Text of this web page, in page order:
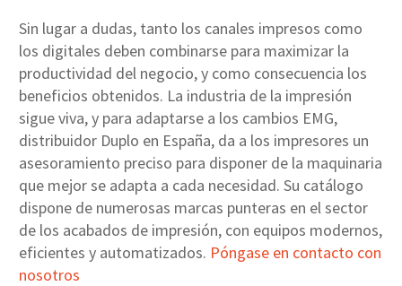
Sin lugar a dudas, tanto los canales impresos como
los digitales deben combinarse para maximizar la
productividad del negocio, y como consecuencia los
beneficios obtenidos. La industria de la impresión
sigue viva, y para adaptarse a los cambios EMG,
distribuidor Duplo en España, da a los impresores un
asesoramiento preciso para disponer de la maquinaria
que mejor se adapta a cada necesidad. Su catálogo
dispone de numerosas marcas punteras en el sector
de los acabados de impresión, con equipos modernos,
eficientes y automatizados. Póngase en contacto con
nosotros